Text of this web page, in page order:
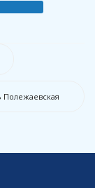
Полежаевская